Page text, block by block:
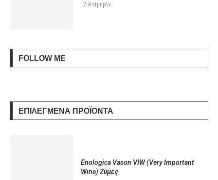
7 έτη πρίν
FOLLOW ME
ΕΠΙΛΕΓΜΈΝΑ ΠΡΟΪΌΝΤΑ
Enologica Vason VIW (Very Important
Wine) Ζύμες